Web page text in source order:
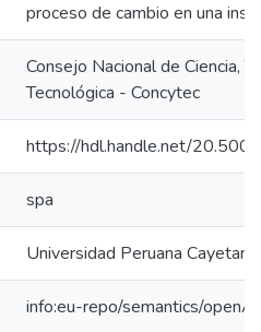
proceso de cambio en una
Consejo Nacional de Ciencia,
Tecnológica - Concytec
https://hdl.handle.net/
spa
Universidad Peruana
info:eu-repo/semantics/